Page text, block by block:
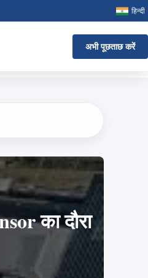
हिन्दी
अभी पूछताछ करें
का दौरा